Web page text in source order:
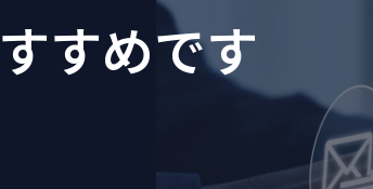
すめです